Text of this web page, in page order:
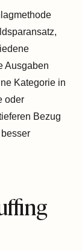
Ausgaben
Kategorie in
oder
Bezug